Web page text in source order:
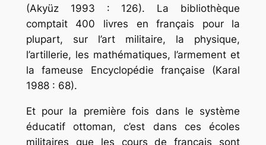
(Akyüz 1993 : 126). La bibliothèque
comptait 400 livres en français pour la
plupart, sur l’art militaire, la physique,
l’artillerie, les mathématiques, l’armement et
la fameuse Encyclopédie française (Karal
1988 : 68).
Et pour la première fois dans le système
éducatif ottoman, c’est dans ces écoles
militaires que les cours de français sont